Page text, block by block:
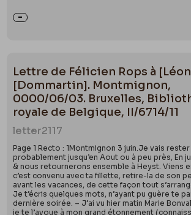
Lettre de Félicien Rops à
[Dommartin]. Montmignon,
0000/06/03. Bruxelles,
royale de Belgique, II/6714/11
letter2117
Page 1 Recto : 1Montmignon 3 juin.Je vais
probablement jusqu’en Aout ou à peu près, En
& nous retournerons ensemble à Heyst. Viens
c’est convenu avec ta fillette, retire-la de son
avant les vacances, de cette façon tout
Je t’écris quelques mots, n’ayant pu guère te
dernière soirée. – J’ai vu hier matin Marie
je te l’avoue à mon grand étonnement